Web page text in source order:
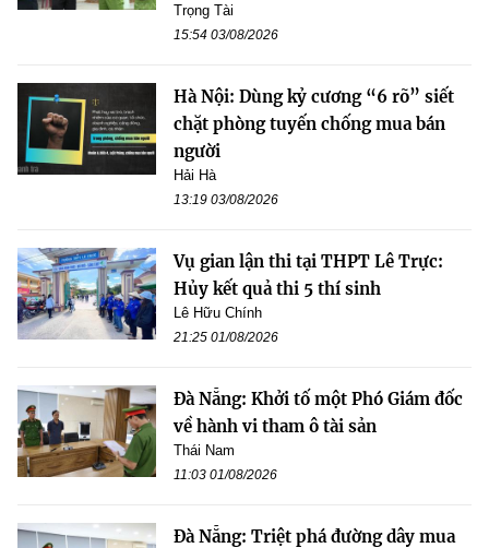
Trọng Tài
15:54 03/08/2026
Hà Nội: Dùng kỷ cương “6 rõ” siết
chặt phòng tuyến chống mua bán
người
Hải Hà
13:19 03/08/2026
Vụ gian lận thi tại THPT Lê Trực:
Hủy kết quả thi 5 thí sinh
Lê Hữu Chính
21:25 01/08/2026
Đà Nẵng: Khởi tố một Phó Giám đốc
về hành vi tham ô tài sản
Thái Nam
11:03 01/08/2026
Đà Nẵng: Triệt phá đường dây mua